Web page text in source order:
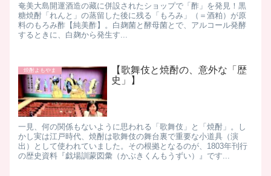
​奄美大島開運酒造の藏に併設されたショップで「酢」を発見！ ​ 黒
糖焼酎「れんと」の蒸留した後に残る「もろみ」（＝酒粕）が原
料のもろみ酢【純美酢】。 ​ 白麹菌と酵母菌とで、アルコール発酵
するときに、白麹から発生す...
焼酎よもやま
【歌舞伎と焼酎の、意外な「歴
史」】
一見、何の関係もないように思われる「歌舞伎」と「焼酎」。し
かし実は江戸時代、焼酎は歌舞伎の舞台裏で重要な小道具（演
出）として使われていました。 ​その根拠となるのが、1803年刊行
の歴史資料『戯場訓蒙図彙（かぶきくんもうずい）』です...